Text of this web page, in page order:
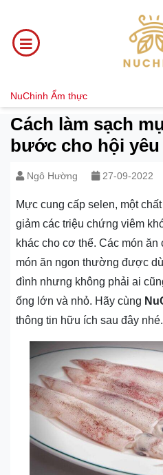
NuChinh Ẩm thực
Cách làm sạch
bước cho hội yêu
Ngô Hường 27-09-2022
Mực cung cấp selen, một
giảm các triệu chứng viêm
khác cho cơ thể. Các món
món ăn ngon thường được
đình nhưng không phải ai
ống lớn và nhỏ. Hãy cùng
thông tin hữu ích sau đây nhé.